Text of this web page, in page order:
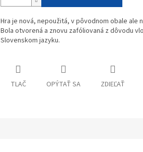
Hra je nová, nepoužitá, v pôvodnom obale ale
Bola otvorená a znovu zafóliovaná z dôvodu
Slovenskom jazyku.
TLAČ OPÝTAŤ SA ZDIEĽAŤ